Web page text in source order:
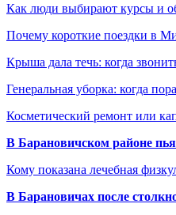
Как люди выбирают курсы и
Почему короткие поездки в
Крыша дала течь: когда
Генеральная уборка: когда
Косметический ремонт или
В Барановичском районе
Кому показана лечебная
В Барановичах после